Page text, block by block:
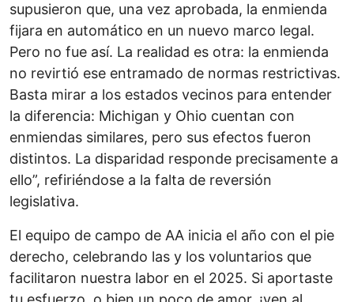
supusieron que, una vez aprobada, la enmienda
fijara en automático en un nuevo marco legal.
Pero no fue así. La realidad es otra: la enmienda
no revirtió ese entramado de normas restrictivas.
Basta mirar a los estados vecinos para entender
la diferencia: Michigan y Ohio cuentan con
enmiendas similares, pero sus efectos fueron
distintos. La disparidad responde precisamente a
ello”, refiriéndose a la falta de reversión
legislativa.
El equipo de campo de AA inicia el año con el pie
derecho, celebrando las y los voluntarios que
facilitaron nuestra labor en el 2025. Si aportaste